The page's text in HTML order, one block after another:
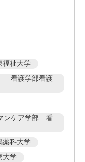
福祉大学
学部看護
ンケア学部 看
薬科大学
大学